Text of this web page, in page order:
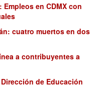
Empleos en CDMX con
cuatro muertos en dos
a contribuyentes a
de Educación